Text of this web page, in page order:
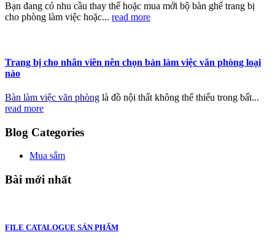
Bạn đang có nhu cầu thay thế hoặc mua mới bộ bàn ghế trang bị
cho phòng làm việc hoặc... read more
Trang bị cho nhân viên nên chọn bàn làm việc văn phòng loại
nào
Bàn làm việc văn phòng là đồ nội thất không thể thiếu trong bất...
read more
Blog Categories
Mua sắm
Bài mới nhất
FILE CATALOGUE SẢN PHẨM